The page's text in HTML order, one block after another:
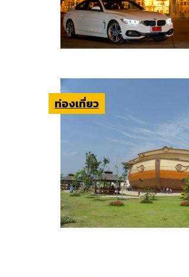
ท่องเที่ยว